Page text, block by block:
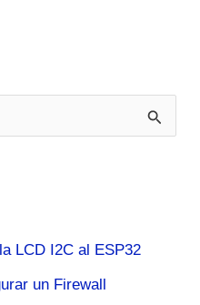
LCD I2C al ESP32
un Firewall